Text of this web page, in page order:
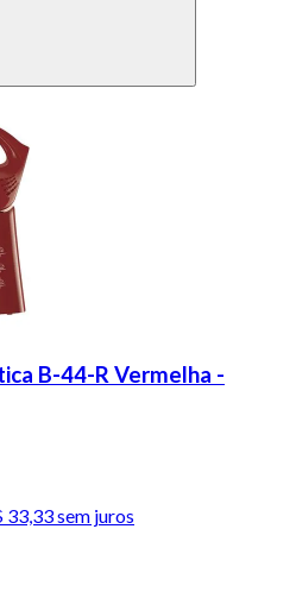
B-44-R Vermelha -
33,33 sem juros